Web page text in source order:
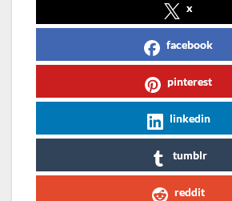
x
facebook
pinterest
linkedin
tumblr
reddit